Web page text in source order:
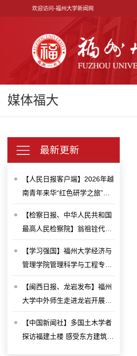
欢迎访问-福州大学新闻网
媒体福大
最新更新
【人民日报客户端】2026年越
南青年来华“红色研学之旅”之
建举办
【检察日报、中华人民共和国
最高人民检察院】翁祖铨代
【学习强国】福州大学经济与
管理学院管理科学与工程专业
青春铺就复兴路 让理想闪耀新
征程
【闽西日报、龙岩发布】福州
大学中外师生走进龙岩开展研
【中国新闻社】多国土木学者
探访福建土楼 感受东方建筑奇